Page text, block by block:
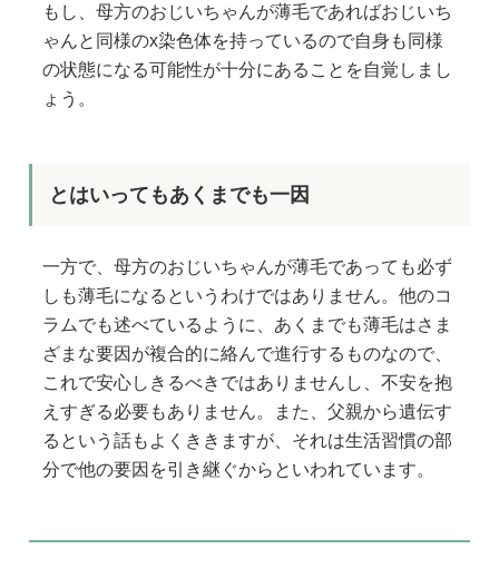
もし、母方のおじいちゃんが薄毛であればおじいち
ゃんと同様のx染色体を持っているので自身も同様
の状態になる可能性が十分にあることを自覚しまし
ょう。
とはいってもあくまでも一因
一方で、母方のおじいちゃんが薄毛であっても必ず
しも薄毛になるというわけではありません。他のコ
ラムでも述べているように、あくまでも薄毛はさま
ざまな要因が複合的に絡んで進行するものなので、
これで安心しきるべきではありませんし、不安を抱
えすぎる必要もありません。また、父親から遺伝す
るという話もよくききますが、それは生活習慣の部
分で他の要因を引き継ぐからといわれています。